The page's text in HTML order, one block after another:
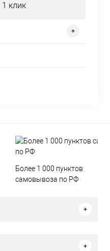
клик
Более 1 000 пунктов
самовывоза по РФ